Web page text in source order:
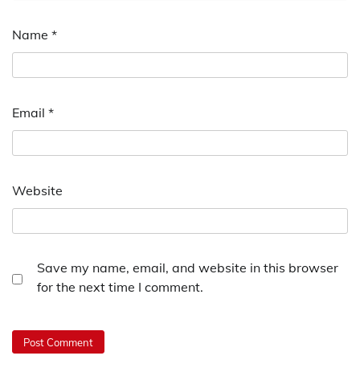
Name *
Email *
Website
Save my name, email, and website in this browser
for the next time I comment.